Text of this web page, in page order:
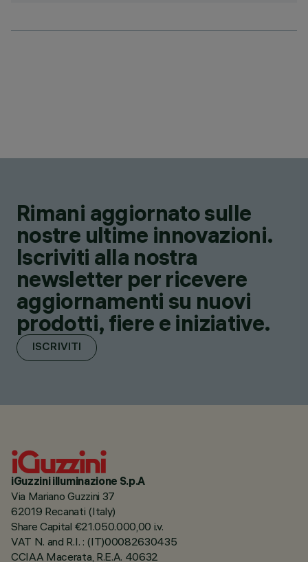
Rimani aggiornato sulle
nostre ultime innovazioni.
Iscriviti alla nostra
newsletter per ricevere
aggiornamenti su nuovi
prodotti, fiere e iniziative.
ISCRIVITI
iGuzzini illuminazione S.p.A
Via Mariano Guzzini 37
62019 Recanati (Italy)
Share Capital €21.050.000,00 i.v.
VAT N. and R.I. : (IT)00082630435
CCIAA Macerata, R.E.A. 40632